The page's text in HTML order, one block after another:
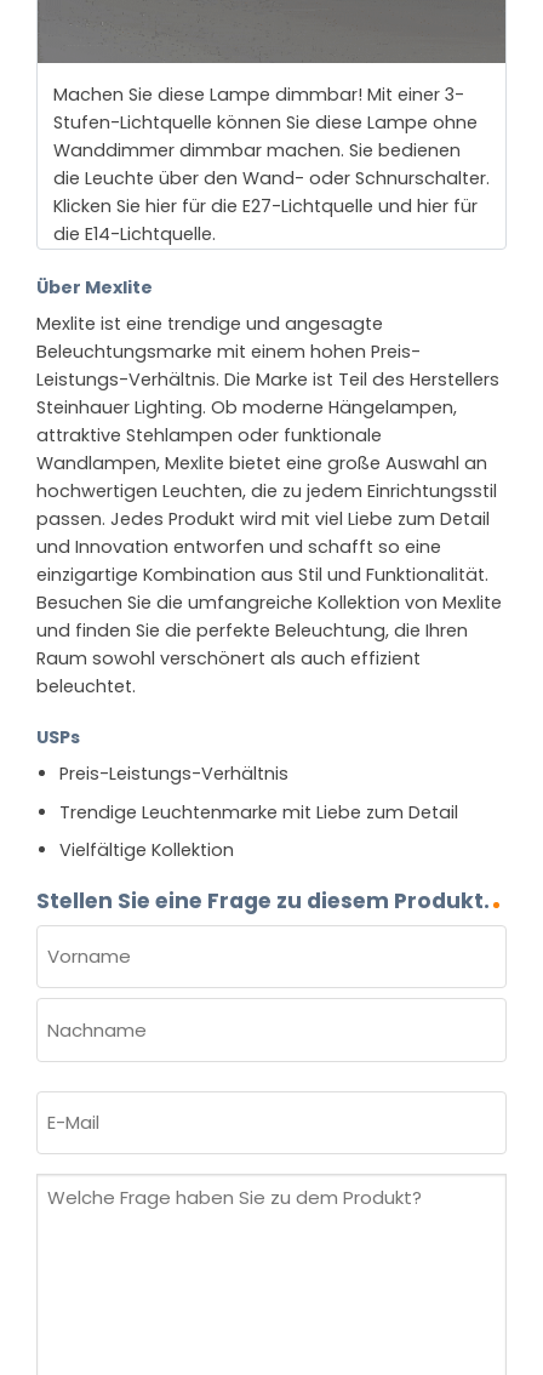
Machen Sie diese Lampe dimmbar! Mit einer 3-
Stufen-Lichtquelle können Sie diese Lampe ohne
Wanddimmer dimmbar machen. Sie bedienen
die Leuchte über den Wand- oder Schnurschalter.
Klicken Sie hier für die E27-Lichtquelle und hier für
die E14-Lichtquelle.
Über Mexlite
Mexlite ist eine trendige und angesagte
Beleuchtungsmarke mit einem hohen Preis-
Leistungs-Verhältnis. Die Marke ist Teil des Herstellers
Steinhauer Lighting. Ob moderne Hängelampen,
attraktive Stehlampen oder funktionale
Wandlampen, Mexlite bietet eine große Auswahl an
hochwertigen Leuchten, die zu jedem Einrichtungsstil
passen. Jedes Produkt wird mit viel Liebe zum Detail
und Innovation entworfen und schafft so eine
einzigartige Kombination aus Stil und Funktionalität.
Besuchen Sie die umfangreiche Kollektion von Mexlite
und finden Sie die perfekte Beleuchtung, die Ihren
Raum sowohl verschönert als auch effizient
beleuchtet.
USPs
Preis-Leistungs-Verhältnis
Trendige Leuchtenmarke mit Liebe zum Detail
Vielfältige Kollektion
Stellen Sie eine Frage zu diesem Produkt.
(ERFORDERLICH)
Vorname
Mail
Welche